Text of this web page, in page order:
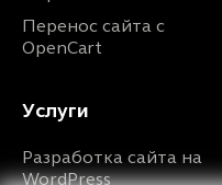
Перенос сайта с
OpenCart
Услуги
Разработка сайта на
WordPress